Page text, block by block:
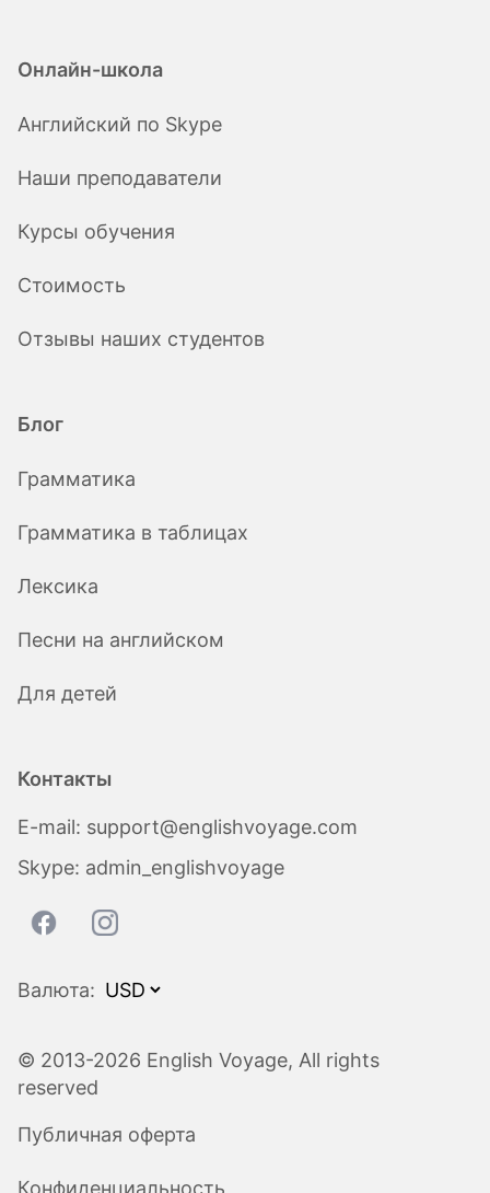
Онлайн-школа
Английский по Skype
Наши преподаватели
Курсы обучения
Стоимость
Отзывы наших студентов
Блог
Грамматика
Грамматика в таблицах
Лексика
Песни на английском
Для детей
Контакты
E-mail: support@englishvoyage.com
Skype: admin_englishvoyage
Валюта:
© 2013-2026 English Voyage, All rights
reserved
Публичная оферта
Конфиденциальность